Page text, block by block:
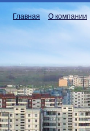
Главная О компании